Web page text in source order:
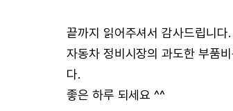
끝까지 읽어주셔서 감사드립니다.
자동차 정비시장의 과도한 부품
다.
좋은 하루 되세요 ^^